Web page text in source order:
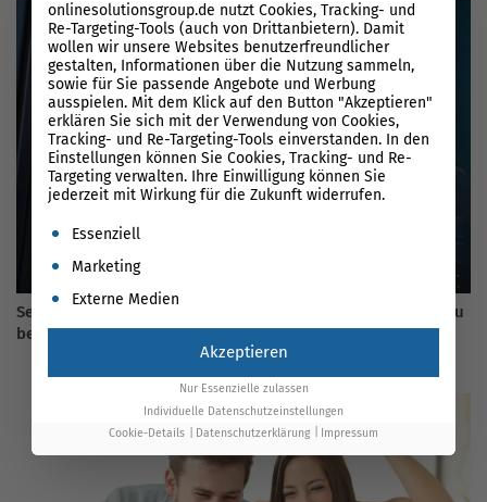
Server Umzug Checkliste 2026 – Was beim Hosterwechsel zu
beachten ist
onlinesolutionsgroup.de nutzt Cookies, Tracking- und
Re-Targeting-Tools (auch von Drittanbietern). Damit
wollen wir unsere Websites benutzerfreundlicher
gestalten, Informationen über die Nutzung sammeln,
sowie für Sie passende Angebote und Werbung
ausspielen. Mit dem Klick auf den Button "Akzeptieren"
erklären Sie sich mit der Verwendung von Cookies,
Tracking- und Re-Targeting-Tools einverstanden. In den
Einstellungen können Sie Cookies, Tracking- und Re-
Targeting verwalten. Ihre Einwilligung können Sie
jederzeit mit Wirkung für die Zukunft widerrufen.
Es folgt eine Liste der Service-Gruppen, für die eine
Essenziell
Marketing
Externe Medien
Akzeptieren
Nur Essenzielle zulassen
Individuelle Datenschutzeinstellungen
Cookie-Details
Datenschutzerklärung Impressum